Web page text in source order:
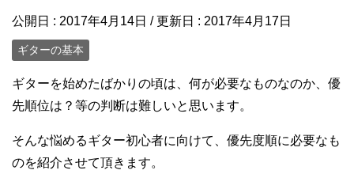
公開日 : 2017年4月14日 / 更新日 : 2017年4月17日
ギターの基本
ギターを始めたばかりの頃は、何が必要なものなのか、優
先順位は？等の判断は難しいと思います。
そんな悩めるギター初心者に向けて、優先度順に必要なも
のを紹介させて頂きます。